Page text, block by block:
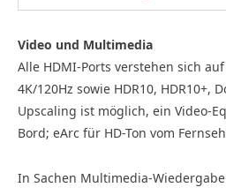
Video und Multimedia
Alle HDMI-Ports verstehen sich
4K/120Hz sowie HDR10, HDR10+,
Upscaling ist möglich, ein Video-
Bord; eArc für HD-Ton vom
In Sachen Multimedia-